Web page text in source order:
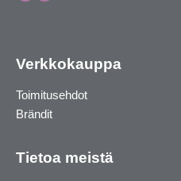
Verkkokauppa
Toimitusehdot
Brändit
Tietoa meistä